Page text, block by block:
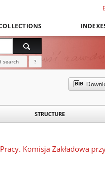
search ?
STRUCTURE
Komisja Zakładowa